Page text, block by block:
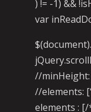
) != -1) &&
var
//minHeight:
//elements:
elements : [/